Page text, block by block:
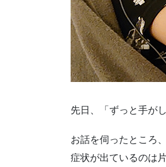
先日、「ずっと手が
お話を伺ったところ
症状が出ているのは